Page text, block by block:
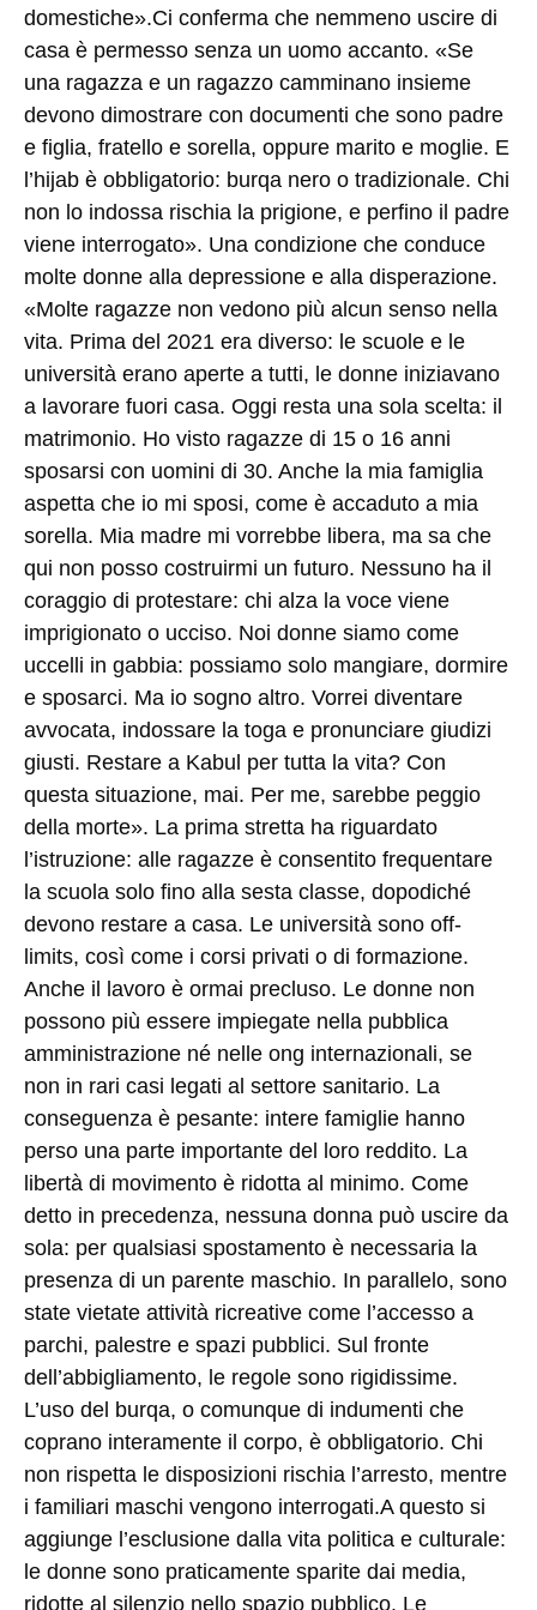
domestiche».Ci conferma che nemmeno uscire di
casa è permesso senza un uomo accanto. «Se
una ragazza e un ragazzo camminano insieme
devono dimostrare con documenti che sono padre
e figlia, fratello e sorella, oppure marito e moglie. E
l’hijab è obbligatorio: burqa nero o tradizionale. Chi
non lo indossa rischia la prigione, e perfino il padre
viene interrogato». Una condizione che conduce
molte donne alla depressione e alla disperazione.
«Molte ragazze non vedono più alcun senso nella
vita. Prima del 2021 era diverso: le scuole e le
università erano aperte a tutti, le donne iniziavano
a lavorare fuori casa. Oggi resta una sola scelta: il
matrimonio. Ho visto ragazze di 15 o 16 anni
sposarsi con uomini di 30. Anche la mia famiglia
aspetta che io mi sposi, come è accaduto a mia
sorella. Mia madre mi vorrebbe libera, ma sa che
qui non posso costruirmi un futuro. Nessuno ha il
coraggio di protestare: chi alza la voce viene
imprigionato o ucciso. Noi donne siamo come
uccelli in gabbia: possiamo solo mangiare, dormire
e sposarci. Ma io sogno altro. Vorrei diventare
avvocata, indossare la toga e pronunciare giudizi
giusti. Restare a Kabul per tutta la vita? Con
questa situazione, mai. Per me, sarebbe peggio
della morte». La prima stretta ha riguardato
l’istruzione: alle ragazze è consentito frequentare
la scuola solo fino alla sesta classe, dopodiché
devono restare a casa. Le università sono off-
limits, così come i corsi privati o di formazione.
Anche il lavoro è ormai precluso. Le donne non
possono più essere impiegate nella pubblica
amministrazione né nelle ong internazionali, se
non in rari casi legati al settore sanitario. La
conseguenza è pesante: intere famiglie hanno
perso una parte importante del loro reddito. La
libertà di movimento è ridotta al minimo. Come
detto in precedenza, nessuna donna può uscire da
sola: per qualsiasi spostamento è necessaria la
presenza di un parente maschio. In parallelo, sono
state vietate attività ricreative come l’accesso a
parchi, palestre e spazi pubblici. Sul fronte
dell’abbigliamento, le regole sono rigidissime.
L’uso del burqa, o comunque di indumenti che
coprano interamente il corpo, è obbligatorio. Chi
non rispetta le disposizioni rischia l’arresto, mentre
i familiari maschi vengono interrogati.A questo si
aggiunge l’esclusione dalla vita politica e culturale:
le donne sono praticamente sparite dai media,
ridotte al silenzio nello spazio pubblico. Le